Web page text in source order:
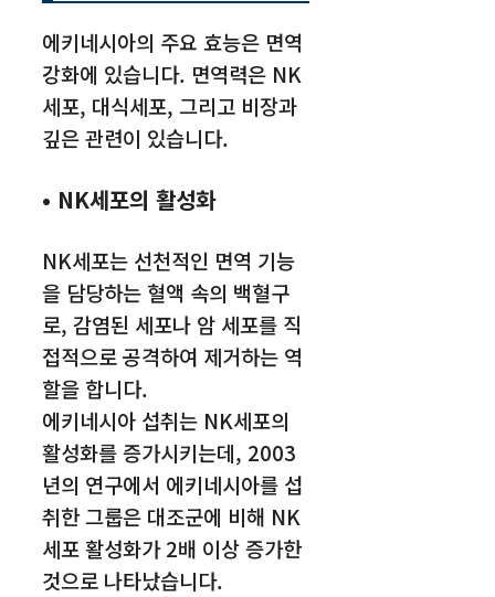
에키네시아의 주요 효능은 면역
강화에 있습니다. 면역력은 NK
세포, 대식세포, 그리고 비장과
깊은 관련이 있습니다.
• NK세포의 활성화
NK세포는 선천적인 면역 기능
을 담당하는 혈액 속의 백혈구
로, 감염된 세포나 암 세포를 직
접적으로 공격하여 제거하는 역
할을 합니다.
에키네시아 섭취는 NK세포의
활성화를 증가시키는데, 2003
년의 연구에서 에키네시아를 섭
취한 그룹은 대조군에 비해 NK
세포 활성화가 2배 이상 증가한
것으로 나타났습니다.